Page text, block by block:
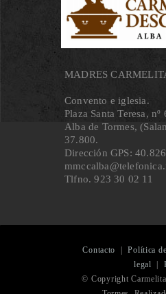
MADRES
Convento e iglesia.
Plaza Santa Teresa, nº
Alba de Tormes,
37.800.
Dirección GPS:
Tlfno. 923 30 02 11
Contacto Política
legal
© Copyright